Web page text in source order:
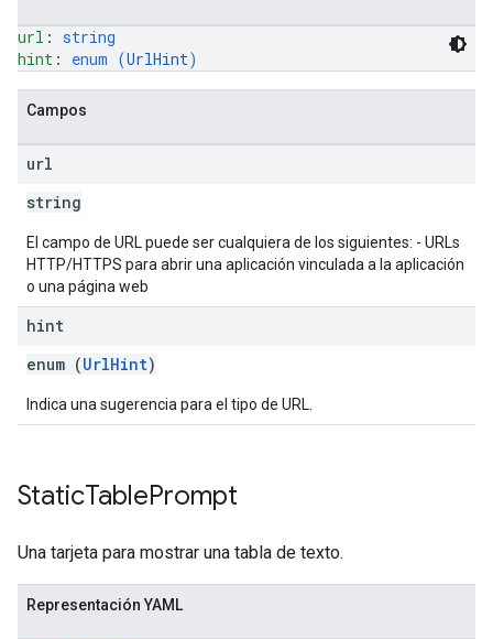
url : string
hint : enum (UrlHint)
Campos
url
string
El campo de URL puede ser cualquiera de los siguientes: - URLs
HTTP/HTTPS para abrir una aplicación vinculada a la aplicación
o una página web
hint
enum (UrlHint)
Indica una sugerencia para el tipo de URL.
StaticTablePrompt
Una tarjeta para mostrar una tabla de texto.
Representación YAML